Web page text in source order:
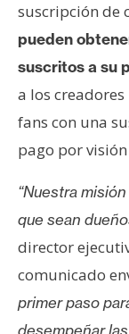
i
s
N
o
t
s
d
e
P
r
e
suscripción de
pueden
suscritos a su
a los
fans con una
pago por visión
“Nuestra
que sean
director
comunicado
primer paso
desempeñar